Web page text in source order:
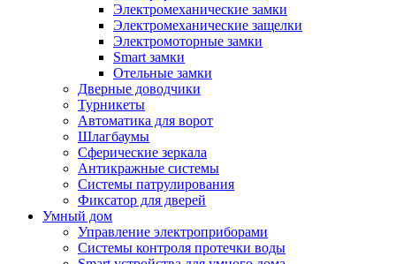
Электромеханические замки
Электромеханические защелки
Электромоторные замки
Smart замки
Отельные замки
Дверные доводчики
Турникеты
Автоматика для ворот
Шлагбаумы
Сферические зеркала
Антикражные системы
Системы патрулирования
Фиксатор для дверей
Умный дом
Управление электроприборами
Системы контроля протечки воды